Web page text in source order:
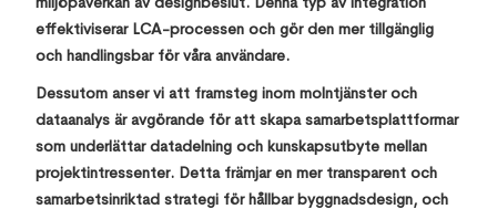
effektiviserar LCA-processen och gör den mer tillgänglig
och handlingsbar för våra användare.
Dessutom anser vi att framsteg inom molntjänster och
dataanalys är avgörande för att skapa samarbetsplattformar
som underlättar datadelning och kunskapsutbyte mellan
projektintressenter. Detta främjar en mer transparent och
samarbetsinriktad strategi för hållbar byggnadsdesign, och